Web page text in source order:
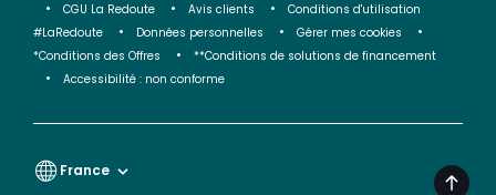
CGU La Redoute
Avis clients
Conditions d'utilisation
#LaRedoute
Données personnelles
Gérer mes cookies
*Conditions des Offres
**Conditions de solutions de financement
Accessibilité : non conforme
France